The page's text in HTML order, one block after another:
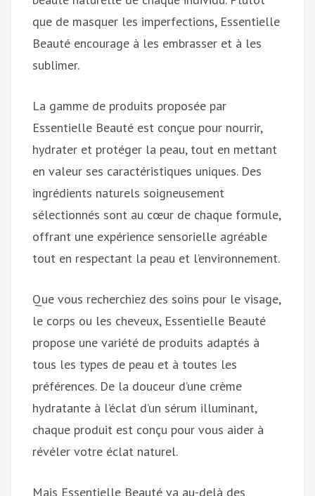
que de masquer les imperfections, Essentielle
Beauté encourage à les embrasser et à les
sublimer.
La gamme de produits proposée par
Essentielle Beauté est conçue pour nourrir,
hydrater et protéger la peau, tout en mettant
en valeur ses caractéristiques uniques. Des
ingrédients naturels soigneusement
sélectionnés sont au cœur de chaque formule,
offrant une expérience sensorielle agréable
tout en respectant la peau et l’environnement.
Que vous recherchiez des soins pour le visage,
le corps ou les cheveux, Essentielle Beauté
propose une variété de produits adaptés à
tous les types de peau et à toutes les
préférences. De la douceur d’une crème
hydratante à l’éclat d’un sérum illuminant,
chaque produit est conçu pour vous aider à
révéler votre éclat naturel.
Mais Essentielle Beauté va au-delà des